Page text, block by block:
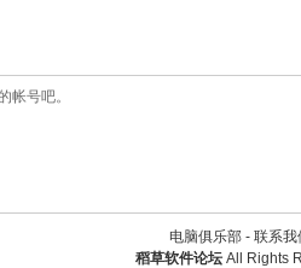
帐号吧。
电脑俱乐部 - 联系我
稻草软件论坛 All Rights